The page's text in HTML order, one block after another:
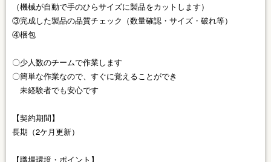
（機械が自動で手のひらサイズに製品をカットします）
③完成した製品の品質チェック（数量確認・サイズ・破れ等）
④梱包
〇少人数のチームで作業します
〇簡単な作業なので、すぐに覚えることができ
未経験者でも安心です
【契約期間】
長期（2ケ月更新）
【職場環境・ポイント】